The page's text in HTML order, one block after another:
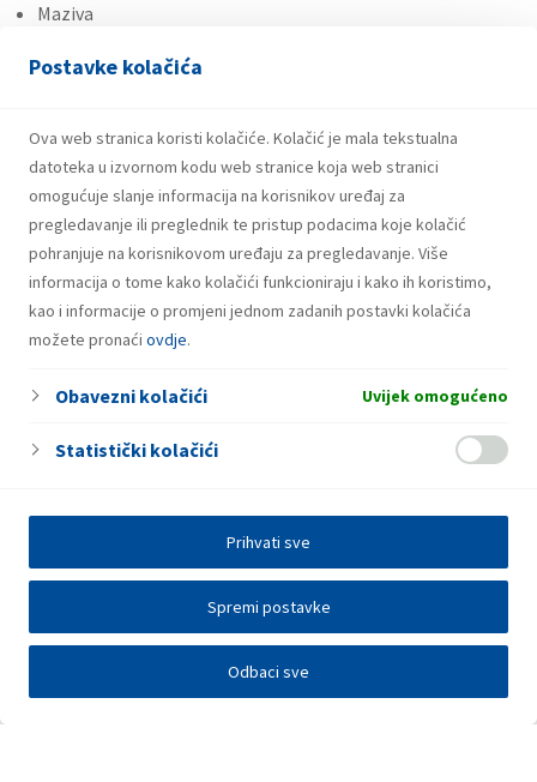
Postavke kolačića
Ova web stranica koristi kolačiće. Kolačić je mala tekstualna
datoteka u izvornom kodu web stranice koja web stranici
omogućuje slanje informacija na korisnikov uređaj za
pregledavanje ili preglednik te pristup podacima koje kolačić
pohranjuje na korisnikovom uređaju za pregledavanje. Više
informacija o tome kako kolačići funkcioniraju i kako ih koristimo,
kao i informacije o promjeni jednom zadanih postavki kolačića
možete pronaći ovdje.
Obavezni kolačići Uvijek omogućeno
Statistički kolačići
Odbaci sve
Spremi postavke
Prihvati sve
Maziva
Usluge